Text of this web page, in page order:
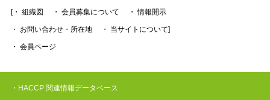
[・ 組織図 ・ 会員募集について ・ 情報開示
・ お問い合わせ・所在地 ・ 当サイトについて]
・ 会員ページ
・HACCP 関連情報データベース